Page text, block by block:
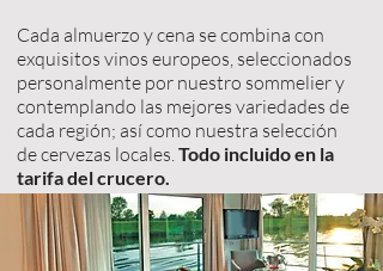
Cada almuerzo y cena se combina con
exquisitos vinos europeos, seleccionados
personalmente por nuestro sommelier y
contemplando las mejores variedades de
cada región; así como nuestra selección
de cervezas locales.Todo incluido en la
tarifa del crucero.